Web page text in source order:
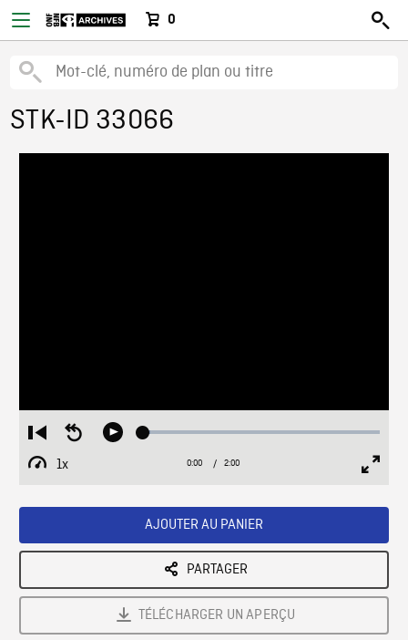
0
STK-ID 33066
Restart
from
beginning
Seek
Play Loaded:
1x
Playback
Current
0:00 / Duration
2:00
AJOUTER AU PANIER
PARTAGER
TÉLÉCHARGER UN APERÇU